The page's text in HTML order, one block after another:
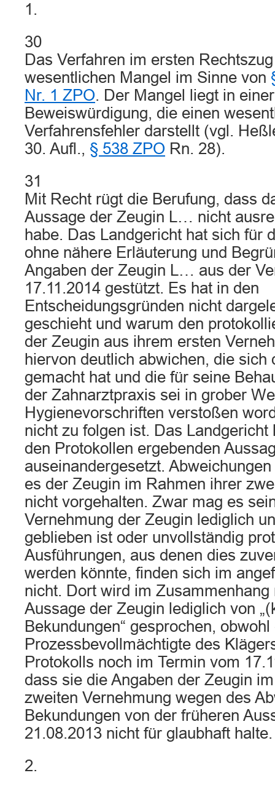
1.
30
Das Verfahren im ersten
wesentlichen Mangel im Sinne von
Nr. 1 ZPO. Der Mangel liegt in
Beweiswürdigung, die einen
Verfahrensfehler darstellt (vgl.
30. Aufl., § 538 ZPO Rn. 28).
31
Mit Recht rügt die Berufung, dass
Aussage der Zeugin L… nicht
habe. Das Landgericht hat sich für
ohne nähere Erläuterung und
Angaben der Zeugin L… aus der
17.11.2014 gestützt. Es hat in den
Entscheidungsgründen nicht
geschieht und warum den
der Zeugin aus ihrem ersten
hiervon deutlich abwichen, die sich
gemacht hat und die für seine
der Zahnarztpraxis sei in grober
Hygienevorschriften verstoßen
nicht zu folgen ist. Das
den Protokollen ergebenden
auseinandergesetzt.
es der Zeugin im Rahmen ihrer
nicht vorgehalten. Zwar mag es
Vernehmung der Zeugin lediglich
geblieben ist oder unvollständig
Ausführungen, aus denen dies
werden könnte, finden sich im
nicht. Dort wird im
Aussage der Zeugin lediglich von
Bekundungen“ gesprochen, obwohl
Prozessbevollmächtigte des
Protokolls noch im Termin vom
dass sie die Angaben der Zeugin
zweiten Vernehmung wegen des
Bekundungen von der früheren
21.08.2013 nicht für glaubhaft halte.
2.